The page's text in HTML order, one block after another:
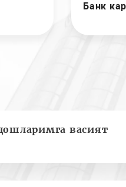
Банк
васият